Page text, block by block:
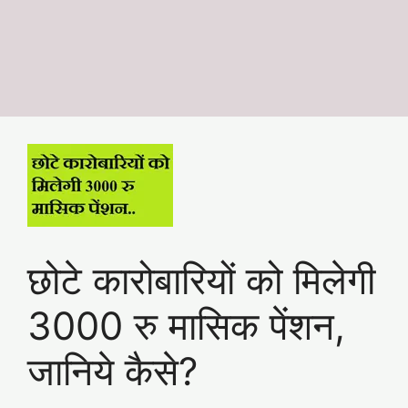
छोटे कारोबारियों को मिलेगी
3000 रु मासिक पेंशन,
जानिये कैसे?